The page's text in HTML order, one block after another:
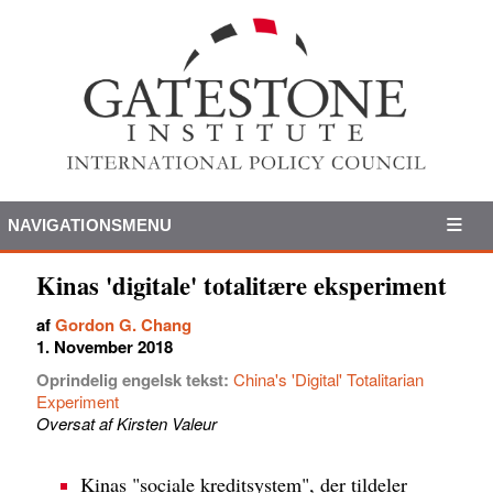
NAVIGATIONSMENU
Kinas 'digitale' totalitære eksperiment
afGordon G. Chang
1. November 2018
Oprindelig engelsk tekst: China's 'Digital' Totalitarian
Experiment
Oversat af Kirsten Valeur
Kinas "sociale kreditsystem", der tildeler